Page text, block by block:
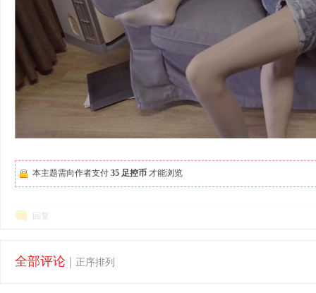
本主题需向作者支付 35 足控币 才能浏览
回复
全部评论 | 正序排列